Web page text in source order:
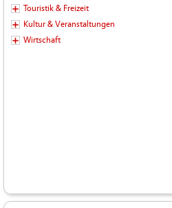
Touristik & Freizeit
Kultur & Veranstaltungen
Wirtschaft